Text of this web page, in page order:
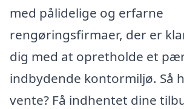
med pålidelige og erfarne
rengøringsfirmaer, der er
dig med at opretholde et
indbydende kontormiljø. Så
vente? Få indhentet dine